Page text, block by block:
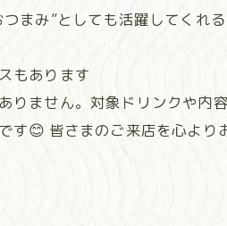
まみ”としても活躍してくれ
もあります
ません。対象ドリンクや内
😊 皆さまのご来店を心より